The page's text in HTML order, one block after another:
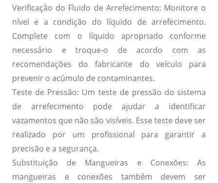
Verificação do Fluido de Arrefecimento: Monitore o
nível e a condição do líquido de arrefecimento.
Complete com o líquido apropriado conforme
necessário e troque-o de acordo com as
recomendações do fabricante do veículo para
prevenir o acúmulo de contaminantes.
Teste de Pressão: Um teste de pressão do sistema
de arrefecimento pode ajudar a identificar
vazamentos que não são visíveis. Esse teste deve ser
realizado por um profissional para garantir a
precisão e a segurança.
Substituição de Mangueiras e Conexões: As
mangueiras e conexões também devem ser